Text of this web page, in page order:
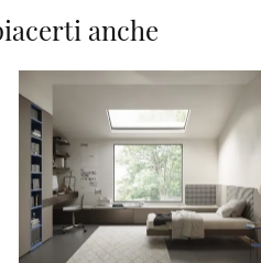
anche